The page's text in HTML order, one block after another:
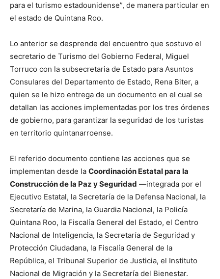
para el turismo estadounidense”, de manera particular en
el estado de Quintana Roo.
Lo anterior se desprende del encuentro que sostuvo el
secretario de Turismo del Gobierno Federal, Miguel
Torruco con la subsecretaria de Estado para Asuntos
Consulares del Departamento de Estado, Rena Biter, a
quien se le hizo entrega de un documento en el cual se
detallan las acciones implementadas por los tres órdenes
de gobierno, para garantizar la seguridad de los turistas
en territorio quintanarroense.
El referido documento contiene las acciones que se
implementan desde la Coordinación Estatal para la
Construcción de la Paz y Seguridad —integrada por el
Ejecutivo Estatal, la Secretaría de la Defensa Nacional, la
Secretaría de Marina, la Guardia Nacional, la Policía
Quintana Roo, la Fiscalía General del Estado, el Centro
Nacional de Inteligencia, la Secretaría de Seguridad y
Protección Ciudadana, la Fiscalía General de la
República, el Tribunal Superior de Justicia, el Instituto
Nacional de Migración y la Secretaría del Bienestar.